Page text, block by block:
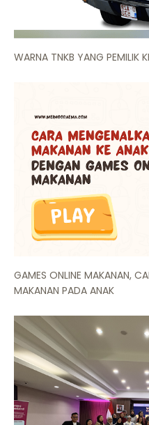
WARNA TNKB YANG PEMILIK
GAMES ONLINE MAKANAN,
MAKANAN PADA ANAK